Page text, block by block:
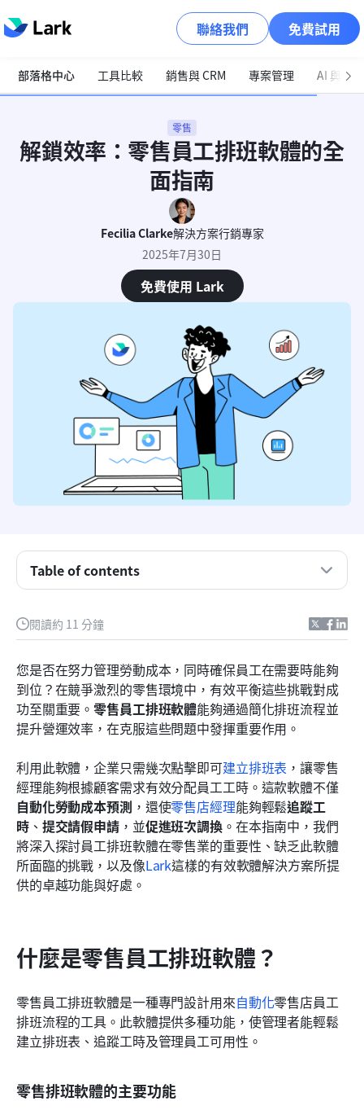
聯絡我們 免費試用
部落格中心 工具比較 銷售與 CRM 專案管理 AI 與自
零售
解鎖效率：零售員工排班軟體的全
面指南
Fecilia Clarke解決方案行銷專家
2025年7月30日
免費使用 Lark
閱讀約 11 分鐘
您是否在努力管理勞動成本，同時確保員工在需要時能夠
到位？在競爭激烈的零售環境中，有效平衡這些挑戰對成
功至關重要。零售員工排班軟體能夠通過簡化排班流程並
提升營運效率，在克服這些問題中發揮重要作用。
利用此軟體，企業只需幾次點擊即可建立排班表 ，讓零售
經理能夠根據顧客需求有效分配員工工時。這款軟體不僅
自動化勞動成本預測 ，還使零售店經理能夠輕鬆追蹤工
時、 提交請假申請，並促進班次調換。在本指南中，我們
將深入探討員工排班軟體在零售業的重要性、缺乏此軟體
所面臨的挑戰，以及像Lark這樣的有效軟體解決方案所提
供的卓越功能與好處。
什麼是零售員工排班軟體？
零售員工排班軟體是一種專門設計用來自動化零售店員工
排班流程的工具。此軟體提供多種功能，使管理者能輕鬆
建立排班表、追蹤工時及管理員工可用性。
零售排班軟體的主要功能
Table of contents
沒有有效排程軟體所面臨的挑戰
零售員工排班軟體的變革性效益
零售員工排班軟體解決方案前九名
逐步指南：採用排程軟體
選擇合適的零售員工排班軟體
常見問題解答
相關閱讀